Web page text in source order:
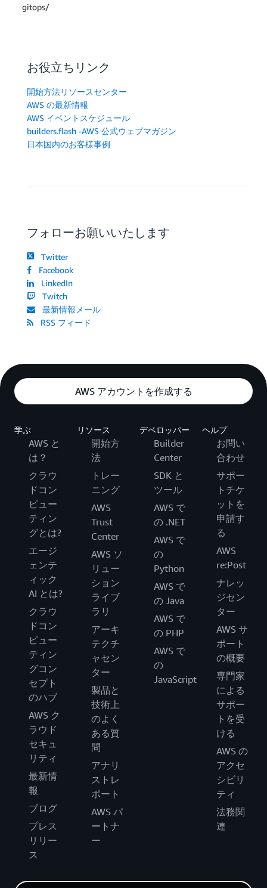
gitops/
お役立ちリンク
開始方法リソースセンター
AWS の最新情報
AWS イベントスケジュール
builders.flash -AWS 公式ウェブマガジン
日本国内のお客様事例
フォローお願いいたします
Twitter
Facebook
LinkedIn
Twitch
最新情報メール
RSS フィード
AWS アカウントを作成する
学ぶ
AWS と
は？
クラウ
ドコン
ピュー
ティン
グとは?
エージ
ェンテ
ィック
AI とは?
クラウ
ドコン
ピュー
ティン
グコン
セプト
のハブ
AWS ク
ラウド
セキュ
リティ
最新情
報
ブログ
プレス
リリー
ス
リソース
開始方
法
トレー
ニング
AWS
Trust
Center
AWS ソ
リュー
ション
ライブ
ラリ
アーキ
テクチ
ャセン
ター
製品と
技術上
のよく
ある質
問
アナリ
ストレ
ポート
AWS パ
ートナ
ー
デベロッパー
Builder
Center
SDK と
ツール
AWS で
の .NET
AWS で
の
Python
AWS で
の Java
AWS で
の PHP
AWS で
の
JavaScript
ヘルプ
お問い
合わせ
サポー
トチケ
ットを
申請す
る
AWS
re:Post
ナレッ
ジセン
ター
AWS サ
ポート
の概要
専門家
による
サポー
トを受
ける
AWS の
アクセ
シビリ
ティ
法務関
連